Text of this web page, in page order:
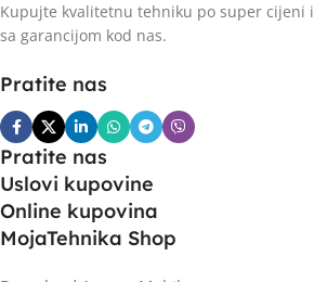
Kupujte kvalitetnu tehniku po super cijeni i
sa garancijom kod nas.
Pratite nas
Pratite nas
Uslovi kupovine
Online kupovina
MojaTehnika Shop